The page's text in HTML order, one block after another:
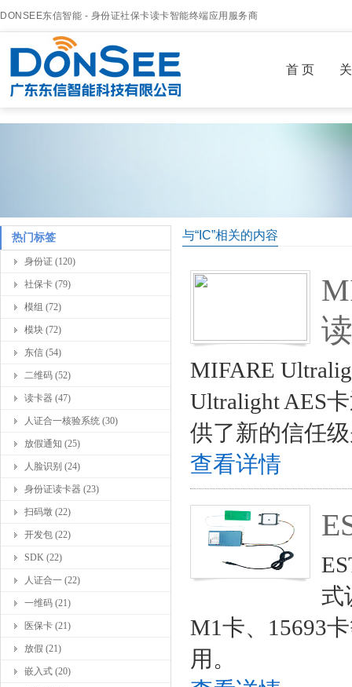
DONSEE东信智能 - 身份证社保卡读卡智能终端应用服务商
首 页
热门标签
身份证 (120)
社保卡 (79)
模组 (72)
模块 (72)
东信 (54)
二维码 (52)
读卡器 (47)
人证合一核验系统 (30)
放假通知 (25)
人脸识别 (24)
身份证读卡器 (23)
扫码墩 (22)
开发包 (22)
SDK (22)
人证合一 (22)
一维码 (21)
医保卡 (21)
放假 (21)
嵌入式 (20)
与“IC”相关的内容
MIFARE
Ultralight AES
供了新的信任
查看详情
式
M1卡、15693
用。